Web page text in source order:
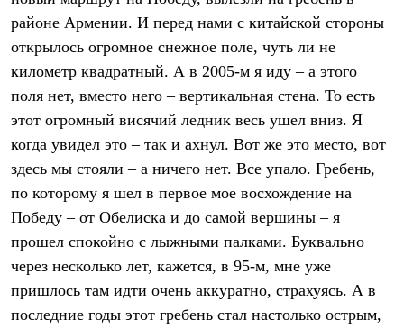
районе Армении. И перед нами с китайской стороны
открылось огромное снежное поле, чуть ли не
километр квадратный. А в 2005-м я иду – а этого
поля нет, вместо него – вертикальная стена. То есть
этот огромный висячий ледник весь ушел вниз. Я
когда увидел это – так и ахнул. Вот же это место, вот
здесь мы стояли – а ничего нет. Все упало. Гребень,
по которому я шел в первое мое восхождение на
Победу – от Обелиска и до самой вершины – я
прошел спокойно с лыжными палками. Буквально
через несколько лет, кажется, в 95-м, мне уже
пришлось там идти очень аккуратно, страхуясь. А в
последние годы этот гребень стал настолько острым,